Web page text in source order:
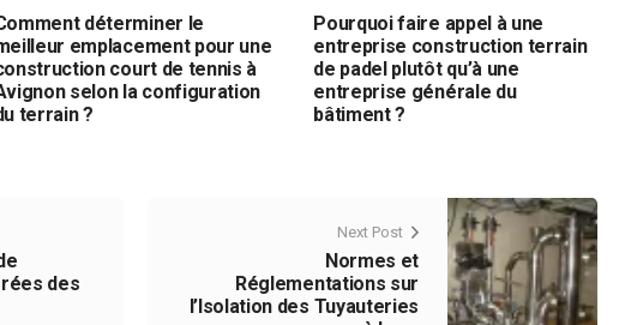
déterminer le
emplacement pour une
court de tennis à
selon la configuration
terrain ?
Pourquoi faire appel à une
entreprise construction terrain
de padel plutôt qu’à une
entreprise générale du
bâtiment ?
des
Next Post
Normes et
Réglementations sur
l’Isolation des Tuyauteries